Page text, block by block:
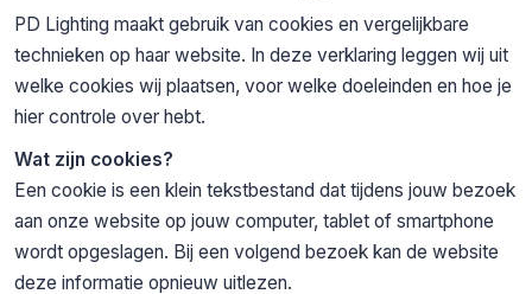
PD Lighting maakt gebruik van cookies en vergelijkbare
technieken op haar website. In deze verklaring leggen wij uit
welke cookies wij plaatsen, voor welke doeleinden en hoe je
hier controle over hebt.
Wat zijn cookies?
Een cookie is een klein tekstbestand dat tijdens jouw bezoek
aan onze website op jouw computer, tablet of smartphone
wordt opgeslagen. Bij een volgend bezoek kan de website
deze informatie opnieuw uitlezen.